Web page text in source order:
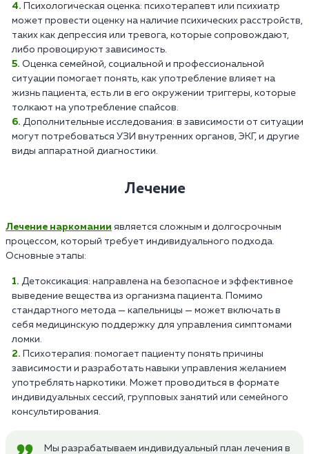
Психологическая оценка: психотерапевт или психиатр
может провести оценку на наличие психических расстройств,
таких как депрессия или тревога, которые сопровождают,
либо провоцируют зависимость.
Оценка семейной, социальной и профессиональной
ситуации помогает понять, как употребление влияет на
жизнь пациента, есть ли в его окружении триггеры, которые
толкают на употребление спайсов.
Дополнительные исследования: в зависимости от ситуации
могут потребоваться УЗИ внутренних органов, ЭКГ, и другие
виды аппаратной диагностики.
Лечение
Лечение наркомании является сложным и долгосрочным
процессом, который требует индивидуального подхода.
Основные этапы:
Детоксикация: направлена на безопасное и эффективное
выведение вещества из организма пациента. Помимо
стандартного метода — капельницы — может включать в
себя медицинскую поддержку для управления симптомами
ломки.
Психотерапия: помогает пациенту понять причины
зависимости и разработать навыки управления желанием
употреблять наркотики. Может проводиться в формате
индивидуальных сессий, групповых занятий или семейного
консультирования.
Мы разрабатываем индивидуальный план лечения в